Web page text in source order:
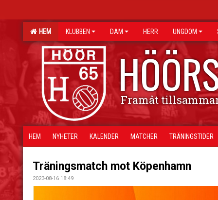
HEM KLUBBEN DAM HERR UNGDOM
Framåt
HEM NYHETER KALENDER MATCHER TRÄNINGSTIDER
Träningsmatch mot Köpenhamn
2023-08-16 18:49